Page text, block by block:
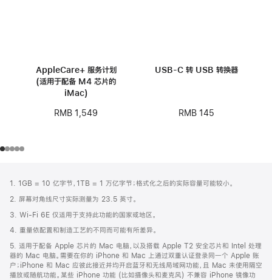
AppleCare+ 服务计划
(适用于配备 M4 芯片的
iMac)
RMB 1,549
USB-C 转 USB 转换器
RMB 145
页
脚
注
1. 1GB = 10 亿字节，1TB = 1 万亿字节；格式化之后的实际容量可能较小。
2. 屏幕对角线尺寸实际测量为 23.5 英寸。
3. Wi-Fi 6E 仅适用于支持此功能的国家或地区。
4. 重量依配置和制造工艺的不同而可能有所差异。
5. 适用于配备 Apple 芯片的 Mac 电脑，以及搭载 Apple T2 安全芯片和 Intel 处理
器的 Mac 电脑。需要在你的 iPhone 和 Mac 上通过双重认证登录同一个 Apple 账
户；iPhone 和 Mac 应彼此接近并均开启蓝牙和无线局域网功能，且 Mac 未使用隔空
播放或随航功能。某些 iPhone 功能 (比如摄像头和麦克风) 不兼容 iPhone 镜像功